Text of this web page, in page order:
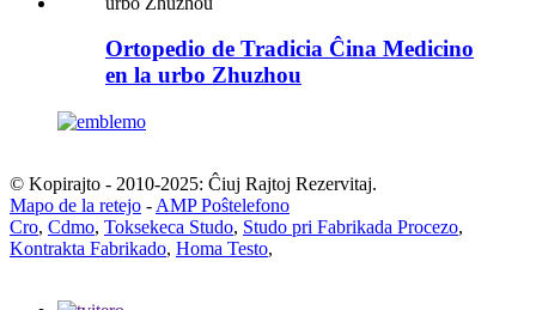
Ortopedio de Tradicia Ĉina Medicino
en la urbo Zhuzhou
© Kopirajto - 2010-2025: Ĉiuj Rajtoj Rezervitaj.
Mapo de la retejo - AMP Poŝtelefono
Cro, Cdmo, Toksekeca Studo, Studo pri Fabrikada Procezo,
Kontrakta Fabrikado, Homa Testo,